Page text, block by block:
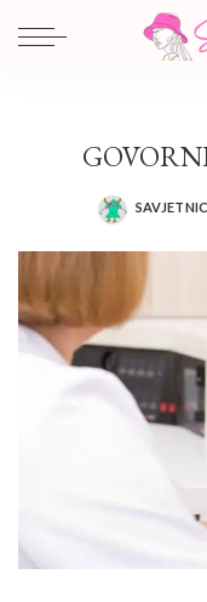
POSTED